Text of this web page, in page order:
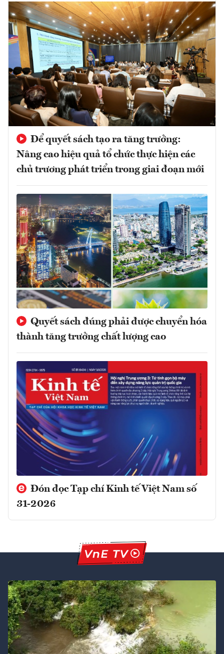
Để quyết sách tạo ra tăng trưởng:
Nâng cao hiệu quả tổ chức thực hiện các
chủ trương phát triển trong giai đoạn mới
Quyết sách đúng phải được chuyển hóa
thành tăng trưởng chất lượng cao
Đón đọc Tạp chí Kinh tế Việt Nam số
31-2026